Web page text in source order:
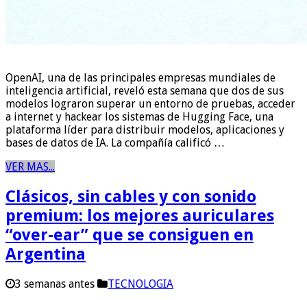
OpenAI, una de las principales empresas mundiales de
inteligencia artificial, reveló esta semana que dos de sus
modelos lograron superar un entorno de pruebas, acceder
a internet y hackear los sistemas de Hugging Face, una
plataforma líder para distribuir modelos, aplicaciones y
bases de datos de IA. La compañía calificó …
VER MAS...
Clásicos, sin cables y con sonido
premium: los mejores auriculares
“over-ear” que se consiguen en
Argentina
3 semanas antes TECNOLOGIA